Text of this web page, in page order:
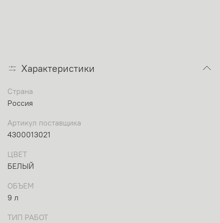
Характеристики
Страна
Россия
Артикул поставщика
4300013021
ЦВЕТ
БЕЛЫЙ
ОБЪЕМ
9 л
ТИП РАБОТ